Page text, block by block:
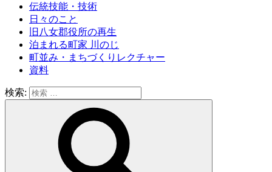
伝統技能・技術
日々のこと
旧八女郡役所の再生
泊まれる町家 川のじ
町並み・まちづくりレクチャー
資料
検索: